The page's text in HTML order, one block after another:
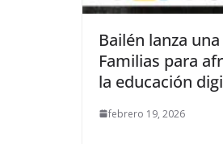
Bailén lanza
Familias para
la educación
febrero 19, 2026